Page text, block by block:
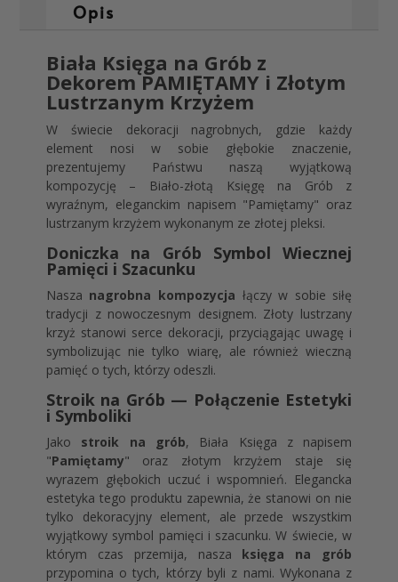
Opis
Biała Księga na Grób z
Dekorem PAMIĘTAMY i Złotym
Lustrzanym Krzyżem
W świecie dekoracji nagrobnych, gdzie każdy
element nosi w sobie głębokie znaczenie,
prezentujemy Państwu naszą wyjątkową
kompozycję – Biało-złotą Księgę na Grób z
wyraźnym, eleganckim napisem "Pamiętamy" oraz
lustrzanym krzyżem wykonanym ze złotej pleksi.
Doniczka na Grób Symbol Wiecznej
Pamięci i Szacunku
Nasza nagrobna kompozycja łączy w sobie siłę
tradycji z nowoczesnym designem. Złoty lustrzany
krzyż stanowi serce dekoracji, przyciągając uwagę i
symbolizując nie tylko wiarę, ale również wieczną
pamięć o tych, którzy odeszli.
Stroik na Grób — Połączenie Estetyki
i Symboliki
Jako stroik na grób, Biała Księga z napisem
"Pamiętamy" oraz złotym krzyżem staje się
wyrazem głębokich uczuć i wspomnień. Elegancka
estetyka tego produktu zapewnia, że stanowi on nie
tylko dekoracyjny element, ale przede wszystkim
wyjątkowy symbol pamięci i szacunku. W świecie, w
którym czas przemija, nasza księga na grób
przypomina o tych, którzy byli z nami. Wykonana z